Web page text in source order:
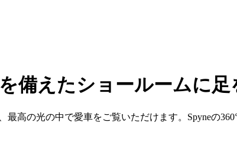
備えたショールームに
高の光の中で愛車をご覧いただけます。Spyneの